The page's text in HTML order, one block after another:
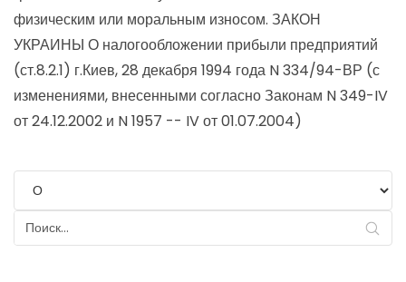
физическим или моральным износом. ЗАКОН
УКРАИНЫ О налогообложении прибыли предприятий
(ст.8.2.1) г.Киев, 28 декабря 1994 года N 334/94-ВР (с
изменениями, внесенными согласно Законам N 349-IV
от 24.12.2002 и N 1957 -- IV от 01.07.2004)